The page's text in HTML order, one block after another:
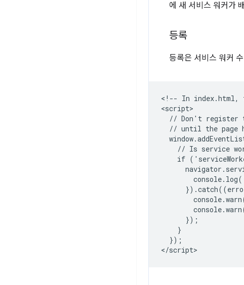
에 새 서비스 워커가
등록
등록은 서비스 워커
<!-- In index.html,
<script>
// Don't register
// until the page
// Is service
if
      });
    }
  });